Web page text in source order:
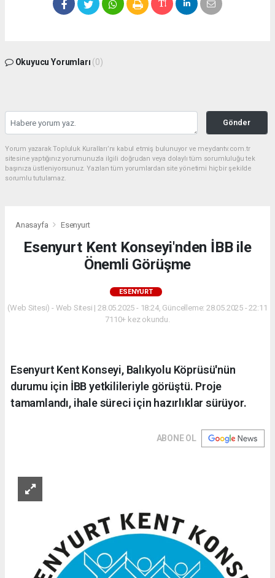
Okuyucu Yorumları (0)
Gönder
Yorum yazarak Topluluk Kuralları’nı kabul etmiş bulunuyor ve meydantv.com.tr
sitesine yaptığınız yorumunuzla ilgili doğrudan veya dolaylı tüm sorumluluğu tek
başınıza üstleniyorsunuz. Yazılan tüm yorumlardan site yönetimi hiçbir şekilde
sorumlu tutulamaz.
Anasayfa Esenyurt
Esenyurt Kent Konseyi'nden İBB ile
Önemli Görüşme
ESENYURT
(Web Sitesi) - Web Sitesi | 28.05.2025 - 18:24, Güncelleme: 28.05.2025 - 22:11
7110+ kez okundu.
Esenyurt Kent Konseyi, Balıkyolu Köprüsü'nün
durumu için İBB yetkilileriyle görüştü. Proje
tamamlandı, ihale süreci için hazırlıklar sürüyor.
ABONE OL